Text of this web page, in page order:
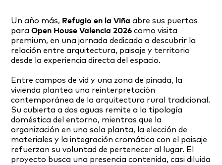
Un año más, Refugio en la Viña abre sus puertas
paraOpen House Valencia 2026 como visita
premium, en una jornada dedicada a descubrir la
relación entre arquitectura, paisaje y territorio
desde la experiencia directa del espacio.
Entre campos de vid y una zona de pinada, la
vivienda plantea una reinterpretación
contemporánea de la arquitectura rural tradicional.
Su cubierta a dos aguas remite a la tipología
doméstica del entorno, mientras que la
organización en una sola planta, la elección de
materiales y la integración cromática con el paisaje
refuerzan su voluntad de pertenecer al lugar. El
proyecto busca una presencia contenida, casi diluida